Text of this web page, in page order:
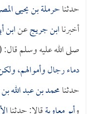
حدثناحرملة بن يحيى
أخبرناابن جريجعنابن
صلى الله عليه وسلم
دماء رجال وأموالهم،
حدثنامحمد بن عبد الله